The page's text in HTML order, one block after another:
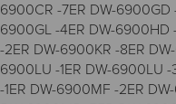
6900CR -7ER DW-6900GD
6900GL -4ER DW-6900HD
-2ER DW-6900KR -8ER
6900LU -1ER DW-6900LU
-1ER DW-6900MF -2ER